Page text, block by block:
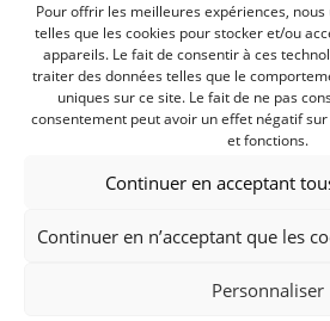
Pour offrir les meilleures expériences,
telles que les cookies pour stocker et/ou
appareils. Le fait de consentir à ces
traiter des données telles que le
uniques sur ce site. Le fait de ne pas
consentement peut avoir un effet négatif
et fonctions.
Continuer en acceptant
Continuer en n’acceptant que les
Personnaliser
Newsletter 01
parJuliette|28 novembre 2021|
← Retour aux...
Archives
Newsletter